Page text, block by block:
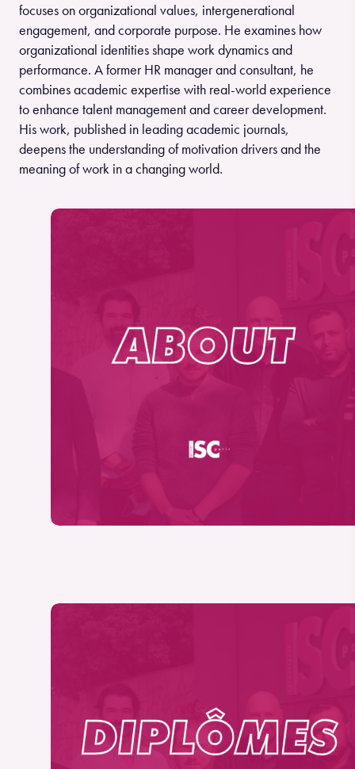
focuses on organizational values, intergenerational
engagement, and corporate purpose. He examines how
organizational identities shape work dynamics and
performance. A former HR manager and consultant, he
combines academic expertise with real-world experience
to enhance talent management and career development.
His work, published in leading academic journals,
deepens the understanding of motivation drivers and the
meaning of work in a changing world.